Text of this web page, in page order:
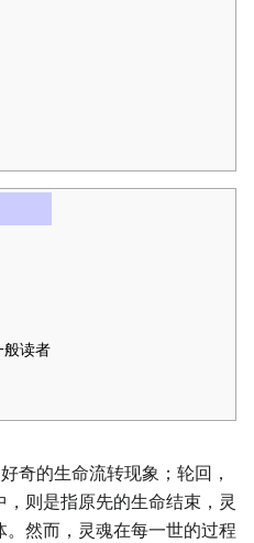
般读者
奇的生命流转现象；轮回，
则是指原先的生命结束，灵
然而，灵魂在每一世的过程